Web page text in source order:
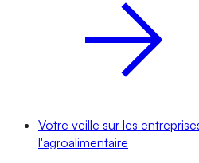
Votre veille sur les
l'agroalimentaire